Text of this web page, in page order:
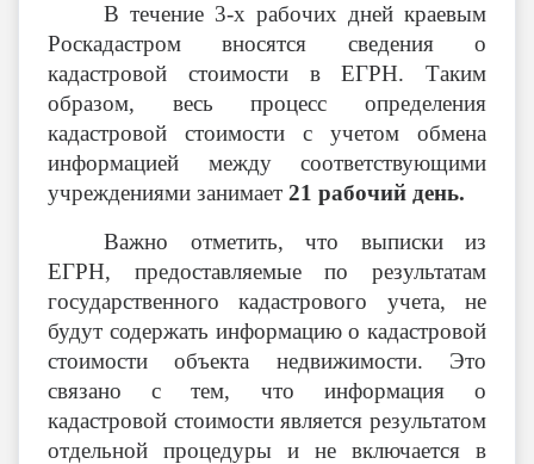
В течение 3-х рабочих дней краевым
Роскадастром вносятся сведения о
кадастровой стоимости в ЕГРН. Таким
образом, весь процесс определения
кадастровой стоимости с учетом обмена
информацией между соответствующими
учреждениями занимает 21 рабочий день.
Важно отметить, что выписки из
ЕГРН, предоставляемые по результатам
государственного кадастрового учета, не
будут содержать информацию о кадастровой
стоимости объекта недвижимости. Это
связано с тем, что информация о
кадастровой стоимости является результатом
отдельной процедуры и не включается в